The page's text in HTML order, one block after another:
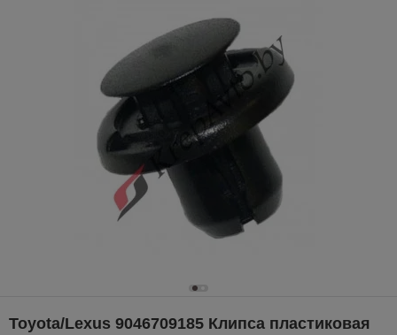
Toyota/Lexus 9046709185 Клипса пластиковая